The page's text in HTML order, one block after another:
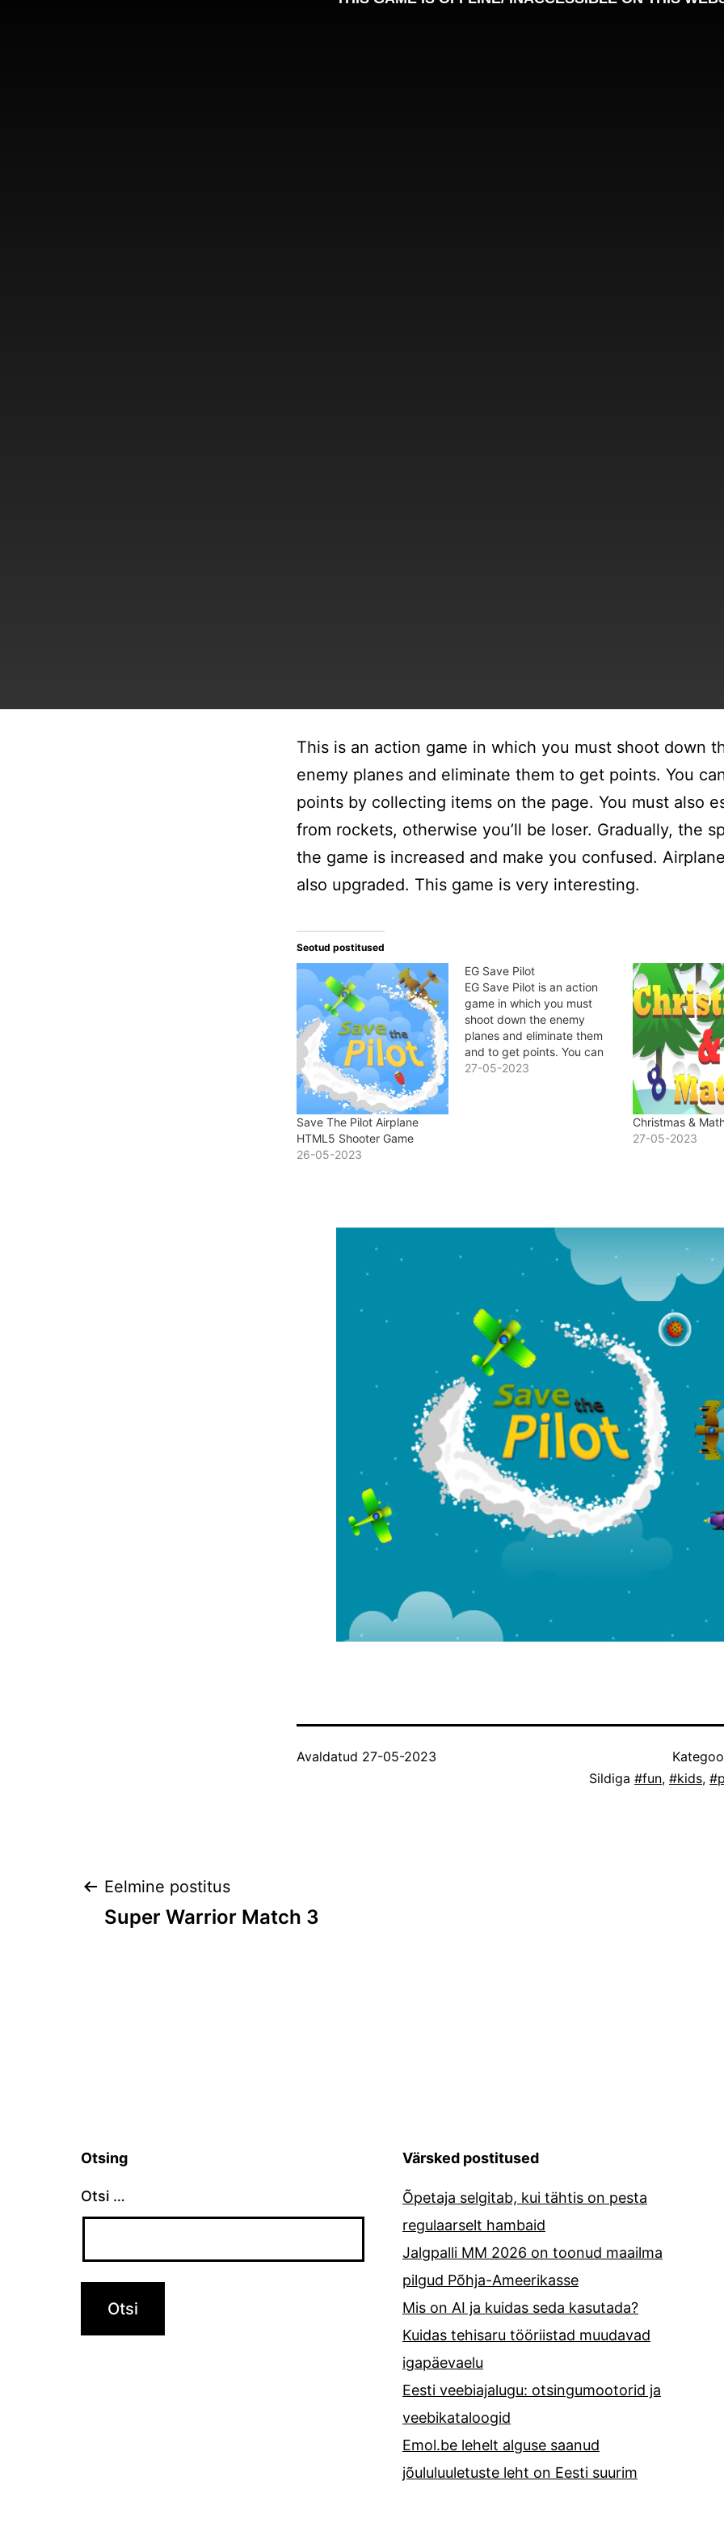
This is an action game in which you must shoot down
enemy planes and eliminate them to get points. You
points by collecting items on the page. You must also
from rockets, otherwise you’ll be loser. Gradually, the
the game is increased and make you confused.
also upgraded. This game is very interesting.
Seotud postitused
Save The Pilot Airplane
HTML5 Shooter Game
26-05-2023
EG Save Pilot
EG Save Pilot is an action
game in which you must
shoot down the enemy
planes and eliminate them
and to get points. You can
earn points by collecting
27-05-2023
Christmas &
27-05-2023
Avaldatud 27-05-2023
Sildiga #fun, #kids,
Navigeerimine
Eelmine postitus
Super Warrior Match 3
Otsing
Otsi …
Värsked postitused
Õpetaja selgitab, kui tähtis on pesta
regulaarselt hambaid
Jalgpalli MM 2026 on toonud maailma
pilgud Põhja-Ameerikasse
Mis on AI ja kuidas seda kasutada?
Kuidas tehisaru tööriistad muudavad
igapäevaelu
Eesti veebiajalugu: otsingumootorid ja
veebikataloogid
Emol.be lehelt alguse saanud
jõululuuletuste leht on Eesti suurim